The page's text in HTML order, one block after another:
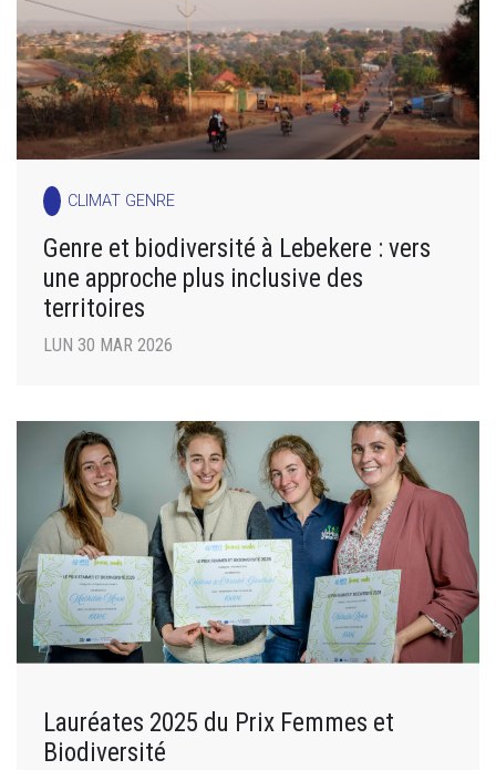
CLIMAT GENRE
Genre et biodiversité à Lebekere : vers
une approche plus inclusive des
territoires
LUN 30 MAR 2026
Lauréates 2025 du Prix Femmes et
Biodiversité